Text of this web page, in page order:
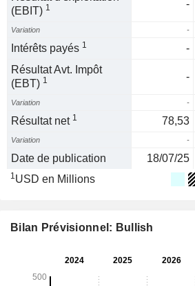
(EBIT) 1 -
Variation -
Intérêts payés 1 -
Résultat Avt. Impôt
(EBT) 1 -
Variation -
Résultat net 1 78,53
Variation -
Date de publication 18/07/25
1USD en Millions
Bilan Prévisionnel: Bullish